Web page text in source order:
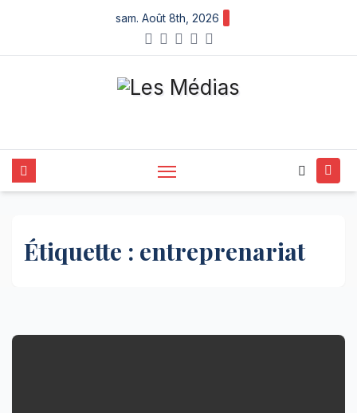
content
sam. Août 8th, 2026
Étiquette : entreprenariat